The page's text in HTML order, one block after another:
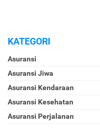
KATEGORI
Asuransi
Asuransi Jiwa
Asuransi Kendaraan
Asuransi Kesehatan
Asuransi Perjalanan